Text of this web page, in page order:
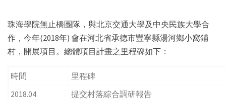
珠海學院無止橋團隊，與北京交通大學及中央民族大學合
作，今年(2018年) 會在河北省承德市豐寧縣湯河鄉小窩鋪
村，開展項目。總體項目計畫之里程碑如下：
時間
里程碑
2018.04
提交村落綜合調研報告